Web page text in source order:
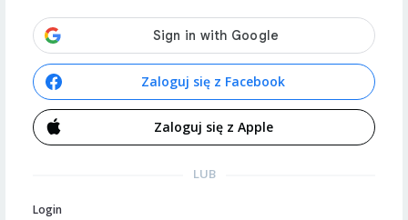
Zaloguj się z Facebook
Zaloguj się z Apple
LUB
Login